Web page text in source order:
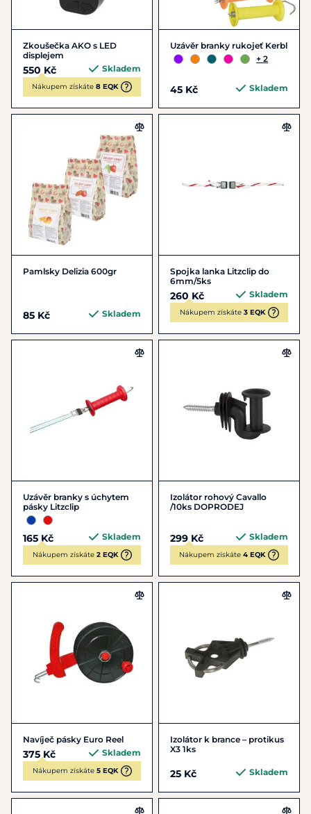
Zkoušečka AKO s LED
displejem
550 Kč Skladem
Nákupem získáte 8 EQK
Uzávěr branky rukojeť Kerbl
+ 2
45 Kč Skladem
Pamlsky Delizia 600gr
85 Kč Skladem
Spojka lanka Litzclip do
6mm/5ks
260 Kč Skladem
Nákupem získáte 3 EQK
Uzávěr branky s úchytem
pásky Litzclip
165 Kč Skladem
Nákupem získáte 2 EQK
Izolátor rohový Cavallo
/10ks DOPRODEJ
299 Kč Skladem
Nákupem získáte 4 EQK
Navíječ pásky Euro Reel
375 Kč Skladem
Nákupem získáte 5 EQK
Izolátor k brance – protikus
X3 1ks
25 Kč Skladem